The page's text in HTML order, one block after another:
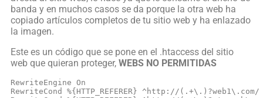
banda y en muchos casos se da porque la otra web ha
copiado artículos completos de tu sitio web y ha enlazado
la imagen.
Este es un código que se pone en el .htaccess del sitio
web que quieran proteger, WEBS NO PERMITIDAS
RewriteEngine On
RewriteCond %{HTTP_REFERER} ^http://